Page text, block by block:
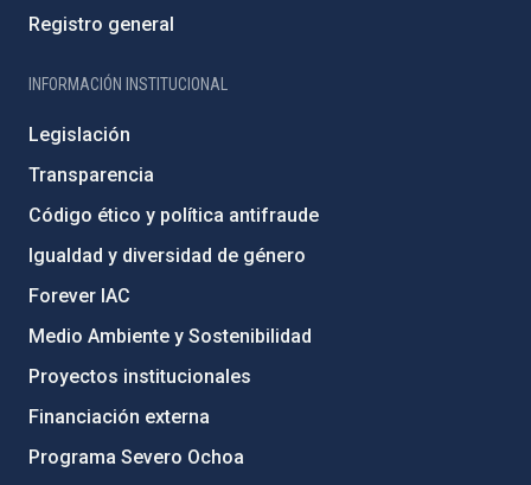
Registro general
INFORMACIÓN INSTITUCIONAL
Legislación
Transparencia
Código ético y política antifraude
Igualdad y diversidad de género
Forever IAC
Medio Ambiente y Sostenibilidad
Proyectos institucionales
Financiación externa
Programa Severo Ochoa